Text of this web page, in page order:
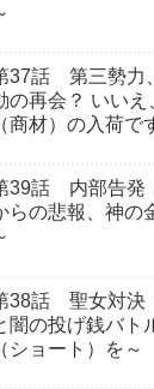
37話 第三勢力
の再会？ いい
（商材）の入荷で
39話 内部告発
らの悲報、神の
38話 聖女対決
闇の投げ銭バト
（ショート）を～